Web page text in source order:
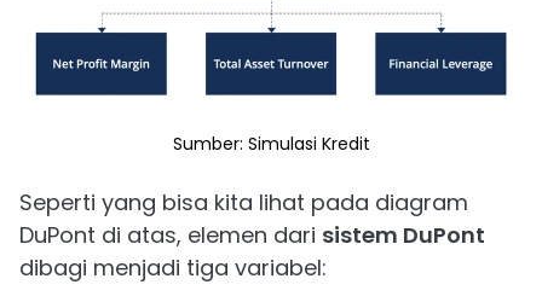
Sumber: Simulasi Kredit
Seperti yang bisa kita lihat pada diagram
DuPont di atas, elemen dari sistem DuPont
dibagi menjadi tiga variabel: